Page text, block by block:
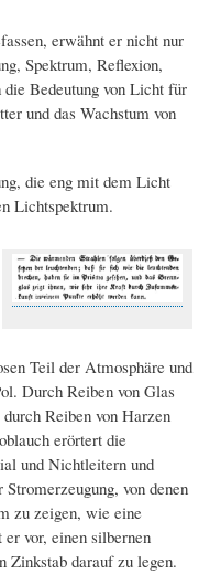
erwähnt er nicht nur
Spektrum, Reflexion,
die Bedeutung von Licht für
und das Wachstum von
die eng mit dem Licht
Lichtspektrum.
Teil der Atmosphäre und
Durch Reiben von Glas
Reiben von Harzen
erörtert die
und Nichtleitern und
von denen
zu zeigen, wie eine
vor, einen silbernen
Zinkstab darauf zu legen.